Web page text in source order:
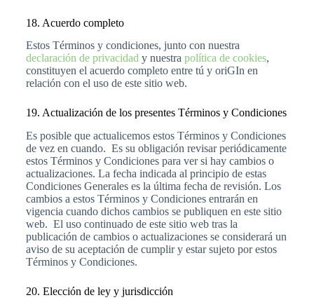
18. Acuerdo completo
Estos Términos y condiciones, junto con nuestra
declaración de privacidad y nuestra política de cookies,
constituyen el acuerdo completo entre tú y oriGIn en
relación con el uso de este sitio web.
19. Actualización de los presentes Términos y Condiciones
Es posible que actualicemos estos Términos y Condiciones
de vez en cuando. Es su obligación revisar periódicamente
estos Términos y Condiciones para ver si hay cambios o
actualizaciones. La fecha indicada al principio de estas
Condiciones Generales es la última fecha de revisión. Los
cambios a estos Términos y Condiciones entrarán en
vigencia cuando dichos cambios se publiquen en este sitio
web. El uso continuado de este sitio web tras la
publicación de cambios o actualizaciones se considerará un
aviso de su aceptación de cumplir y estar sujeto por estos
Términos y Condiciones.
20. Elección de ley y jurisdicción